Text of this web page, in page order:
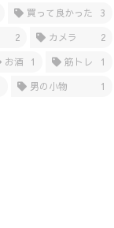
買って良かった
3
2 カメラ
2
お酒 1 筋トレ
1
男の小物 1